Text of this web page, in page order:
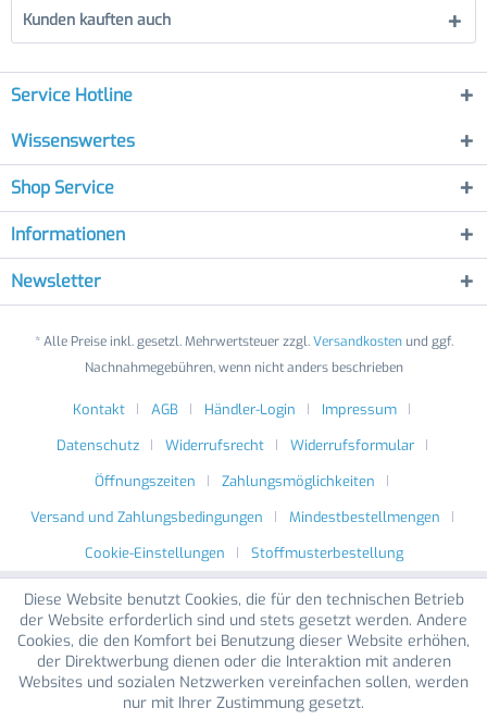
Kunden kauften auch
Service Hotline
Wissenswertes
Shop Service
Informationen
Newsletter
* Alle Preise inkl. gesetzl. Mehrwertsteuer zzgl.Versandkostenund ggf.
Nachnahmegebühren, wenn nicht anders beschrieben
Kontakt AGB Händler-Login
Impressum
Datenschutz
Widerrufsrecht
Widerrufsformular
Öffnungszeiten
Zahlungsmöglichkeiten
Versand und Zahlungsbedingungen
Mindestbestellmengen
Cookie-Einstellungen
Stoffmusterbestellung
Diese Website benutzt Cookies, die für den technischen Betrieb
der Website erforderlich sind und stets gesetzt werden. Andere
Cookies, die den Komfort bei Benutzung dieser Website erhöhen,
der Direktwerbung dienen oder die Interaktion mit anderen
Websites und sozialen Netzwerken vereinfachen sollen, werden
nur mit Ihrer Zustimmung gesetzt.